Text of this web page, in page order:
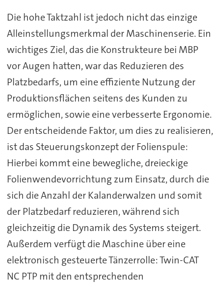
Die hohe Taktzahl ist jedoch nicht das einzige
Alleinstellungsmerkmal der Maschinenserie. Ein
wichtiges Ziel, das die Konstrukteure bei MBP
vor Augen hatten, war das Reduzieren des
Platzbedarfs, um eine effiziente Nutzung der
Produktionsflächen seitens des Kunden zu
ermöglichen, sowie eine verbesserte Ergonomie.
Der entscheidende Faktor, um dies zu realisieren,
ist das Steuerungskonzept der Folienspule:
Hierbei kommt eine bewegliche, dreieckige
Folienwendevorrichtung zum Einsatz, durch die
sich die Anzahl der Kalanderwalzen und somit
der Platzbedarf reduzieren, während sich
gleichzeitig die Dynamik des Systems steigert.
Außerdem verfügt die Maschine über eine
elektronisch gesteuerte Tänzerrolle: Twin-CAT
NC PTP mit den entsprechenden